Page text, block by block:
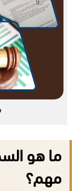
ما هو
مهم؟